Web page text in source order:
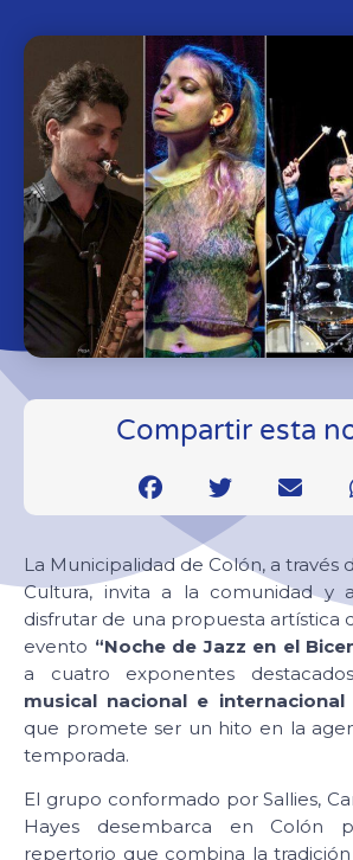
Compartir esta
La Municipalidad de Colón, a través
Cultura, invita a la comunidad y
disfrutar de una propuesta artística
evento “Noche de Jazz en el
a cuatro exponentes
musical nacional e internacional
que promete ser un hito en la
temporada.
El grupo conformado por Sallies,
Hayes desembarca en Colón
repertorio que combina la